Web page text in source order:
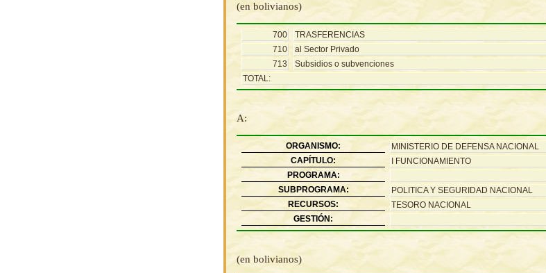
(en bolivianos)
700 TRASFERENCIAS
710
al Sector Privado
713
Subsidios o subvenciones
TOTAL:
A:
ORGANISMO:
MINISTERIO DE DEFENSA NACIONAL
CAPÍTULO:
I FUNCIONAMIENTO
PROGRAMA:
SUBPROGRAMA:
POLITICA Y SEGURIDAD NACIONAL
RECURSOS:
TESORO NACIONAL
GESTIÓN:
(en bolivianos)